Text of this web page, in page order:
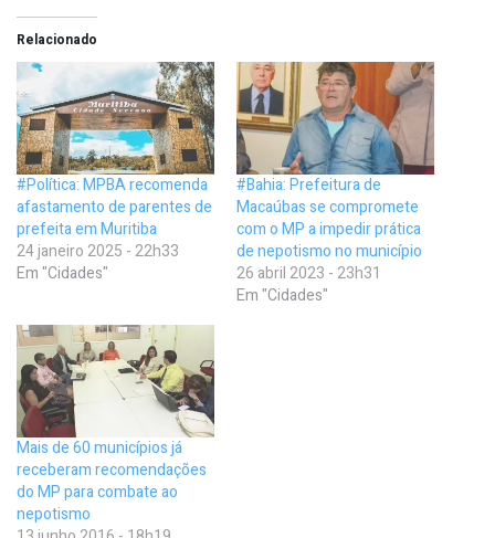
Relacionado
#Política: MPBA recomenda
afastamento de parentes de
prefeita em Muritiba
24 janeiro 2025 - 22h33
Em "Cidades"
#Bahia: Prefeitura de
Macaúbas se compromete
com o MP a impedir prática
de nepotismo no município
26 abril 2023 - 23h31
Em "Cidades"
Mais de 60 municípios já
receberam recomendações
do MP para combate ao
nepotismo